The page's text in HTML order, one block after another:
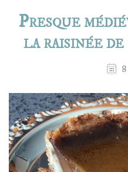
Presque
la raisinée de